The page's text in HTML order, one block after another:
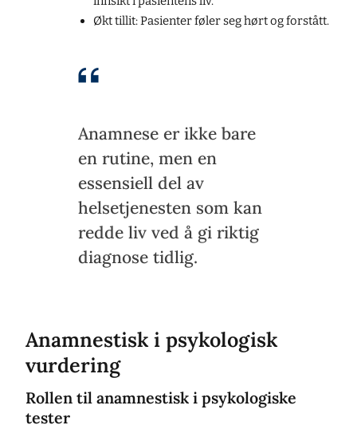
Økt tillit: Pasienter føler seg hørt og forstått.
Anamnese er ikke bare
en rutine, men en
essensiell del av
helsetjenesten som kan
redde liv ved å gi riktig
diagnose tidlig.
Anamnestisk i psykologisk
vurdering
Rollen til anamnestisk i psykologiske
tester